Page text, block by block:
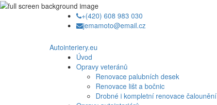
+(420) 608 983 030
jemamoto@email.cz
Autointeriery.eu
Úvod
Opravy veteránů
Renovace palubních desek
Renovace lišt a bočnic
Drobné i kompletní renovace čalounění